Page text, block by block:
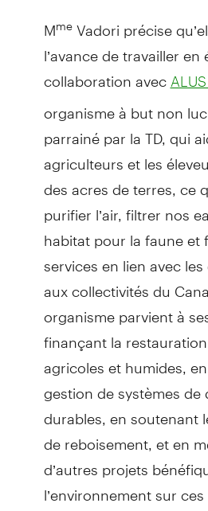
MmeVadori précise
l’avance de travailler
collaboration avec
organisme à but non
parrainé par la TD, qui
agriculteurs et les
des acres de terres, ce
purifier l’air, filtrer nos
habitat pour la faune et
services en lien avec
aux collectivités du
organisme parvient à
finançant la
agricoles et humides,
gestion de systèmes de
durables, en soutenant
de reboisement, et en
d’autres projets
l’environnement sur